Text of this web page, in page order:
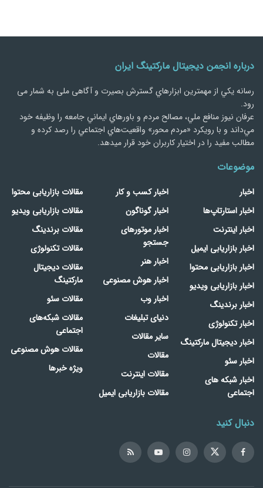
درباره انجمن دیجیتال مارکتینگ ایران
رسانه يكي از مهمترین ابزارهاي گسترش بصیرت و آگاهی ملی به شمار می
رود.
عرفان نیوز منافع ملي، مصالح مردم و باورهاي ايماني جامعه را وظيفه خود
مي‌داند و با رويكرد «مردم‌ محور» واقعيت‌هاي اجتماعي را رصد کرده و
مطالب مفید را در اختیار کاربران خود قرار میدهد.
موضوعات
اخبار
اخبار استارتاپ‌ها
اخبار اینترنت
اخبار بازاریابی ایمیل
اخبار بازاریابی محتوا
اخبار بازاریابی ویدیو
اخبار برندینگ
اخبار تکنولوژی
اخبار دیجیتال مارکتینگ
اخبار سئو
اخبار شبکه های
اجتماعی
اخبار کسب و کار
اخبار گوناگون
اخبار موتورهای
جستجو
اخبار هنر
اخبار هوش مصنوعی
اخبار وب
دنیای تبلیغات
سایر مقالات
مقالات
مقالات اینترنت
مقالات بازاریابی ایمیل
مقالات بازاریابی محتوا
مقالات بازاریابی ویدیو
مقالات برندینگ
مقالات تکنولوژی
مقالات دیجیتال
مارکتینگ
مقالات سئو
مقالات شبکه‌های
اجتماعی
مقالات هوش مصنوعی
ویژه خبرها
دنبال کنید